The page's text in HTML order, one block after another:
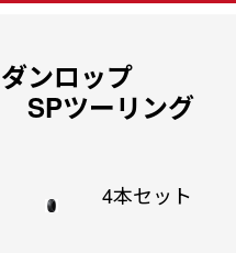
ダンロップ
SPツーリング
4本セット